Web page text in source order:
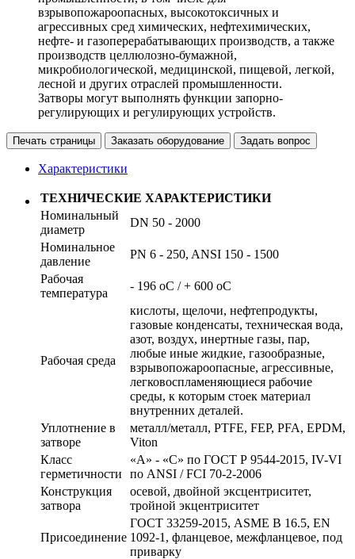
взрывопожароопасных, высокотоксичных и
агрессивных сред химических, нефтехимических,
нефте- и газоперерабатывающих производств, а также
производств целлюлозно-бумажной,
микробиологической, медицинской, пищевой, легкой,
лесной и других отраслей промышленности.
Затворы могут выполнять функции запорно-
регулирующих и регулирующих устройств.
Печать страницы Заказать оборудование Задать вопрос
Характеристики
ТЕХНИЧЕСКИЕ ХАРАКТЕРИСТИКИ
Номинальный
диаметр
DN 50 - 2000
Номинальное
давление
PN 6 - 250, ANSI 150 - 1500
Рабочая
температура
- 196 oС / + 600 oС
Рабочая среда
кислоты, щелочи, нефтепродукты,
газовые конденсаты, техническая вода,
азот, воздух, инертные газы, пар,
любые иные жидкие, газообразные,
взрывопожароопасные, агрессивные,
легковоспламеняющиеся рабочие
среды, к которым стоек материал
внутренних деталей.
Уплотнение в
затворе
металл/металл, PTFE, FEP, PFA, EPDM,
Viton
Класс
герметичности
«A» - «С» по ГОСТ Р 9544-2015, IV-VI
по ANSI / FCI 70-2-2006
Конструкция
затвора
осевой, двойной эксцентриситет,
тройной экцентриситет
Присоединение
ГОСТ 33259-2015, ASME B 16.5, EN
1092-1, фланцевое, межфланцевое, под
приварку